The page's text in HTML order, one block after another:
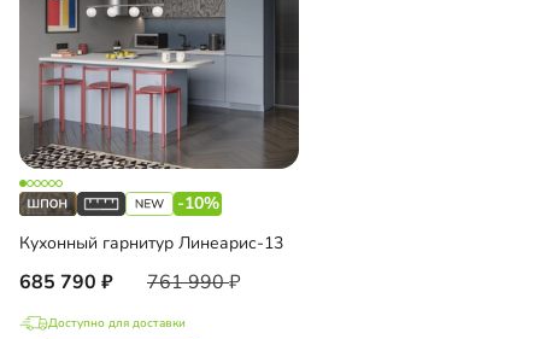
-10%
Кухонный гарнитур Линеарис-13
685 790 761 990
Доступно для доставки